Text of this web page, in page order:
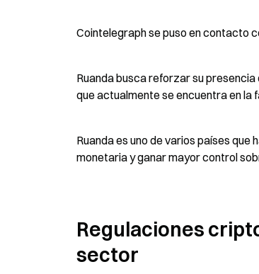
Cointelegraph se puso en contacto
Ruanda busca reforzar su
que actualmente se encuentra en la
Ruanda es uno de varios países
monetaria y ganar mayor control
Regulaciones
sector